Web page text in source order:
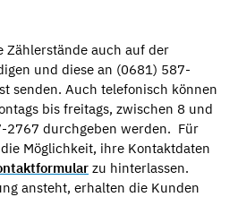
Zählerstände auch auf der
und diese an (0681) 587-
senden. Auch telefonisch können
bis freitags, zwischen 8 und
2767 durchgeben werden. Für
Möglichkeit, ihre Kontaktdaten
zu hinterlassen.
ansteht, erhalten die Kunden